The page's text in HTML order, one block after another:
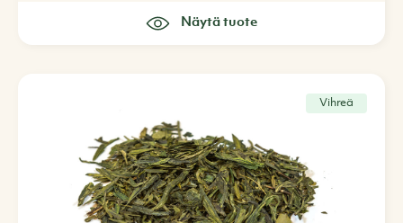
Näytä tuote
Vihreä